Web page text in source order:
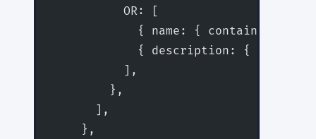
          OR: [
{ name: { contains:
{ description: {
          ],
        },
      ],
    },